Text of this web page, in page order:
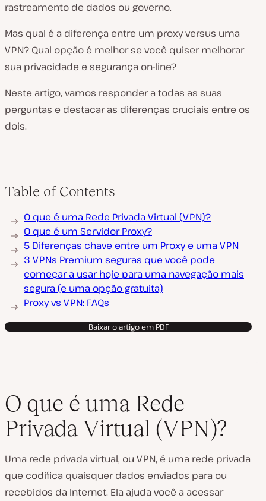
rastreamento de dados ou governo.
Mas qual é a diferença entre um proxy versus uma
VPN? Qual opção é melhor se você quiser melhorar
sua privacidade e segurança on-line?
Neste artigo, vamos responder a todas as suas
perguntas e destacar as diferenças cruciais entre os
dois.
Table of Contents
O que é uma Rede Privada Virtual (VPN)?
O que é um Servidor Proxy?
5 Diferenças chave entre um Proxy e uma VPN
3 VPNs Premium seguras que você pode
começar a usar hoje para uma navegação mais
segura (e uma opção gratuita)
Proxy vs VPN: FAQs
Baixar o artigo em PDF
O que é uma Rede
Privada Virtual (VPN)?
Uma rede privada virtual, ou VPN, é uma rede privada
que codifica quaisquer dados enviados para ou
recebidos da Internet. Ela ajuda você a acessar